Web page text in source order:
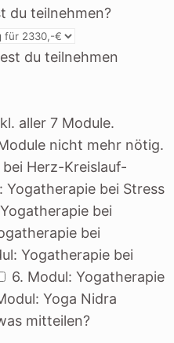
du teilnehmen?
du teilnehmen
aller 7 Module.
nicht mehr nötig.
Herz-Kreislauf-
Yogatherapie bei Stress
bei
bei
Yogatherapie bei
6. Modul: Yogatherapie
Yoga Nidra
mitteilen?